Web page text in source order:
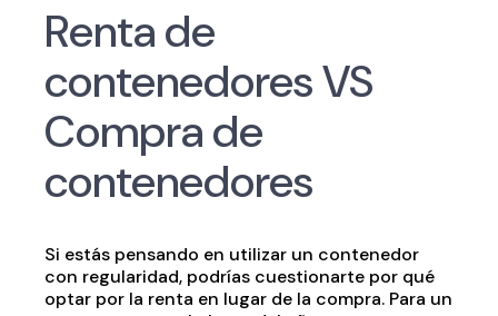
Renta de
contenedores VS
Compra de
contenedores
Si estás pensando en utilizar un contenedor
con regularidad, podrías cuestionarte por qué
optar por la renta en lugar de la compra. Para un